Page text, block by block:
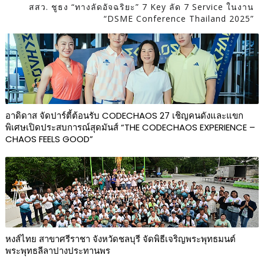
สสว. ชูธง “ทางลัดอัจฉริยะ” 7 Key ลัด 7 Service ในงาน
“DSME Conference Thailand 2025”
อาดิดาส จัดปาร์ตี้ต้อนรับ CODECHAOS 27 เชิญคนดังและแขก
พิเศษเปิดประสบการณ์สุดมันส์ “THE CODECHAOS EXPERIENCE –
CHAOS FEELS GOOD”
หงส์ไทย สาขาศรีราชา จังหวัดชลบุรี จัดพิธีเจริญพระพุทธมนต์
พระพุทธลีลาปางประทานพร